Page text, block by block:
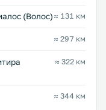
(Волос) ≈ 131 км
≈ 297 км
≈ 322 км
≈ 344 км